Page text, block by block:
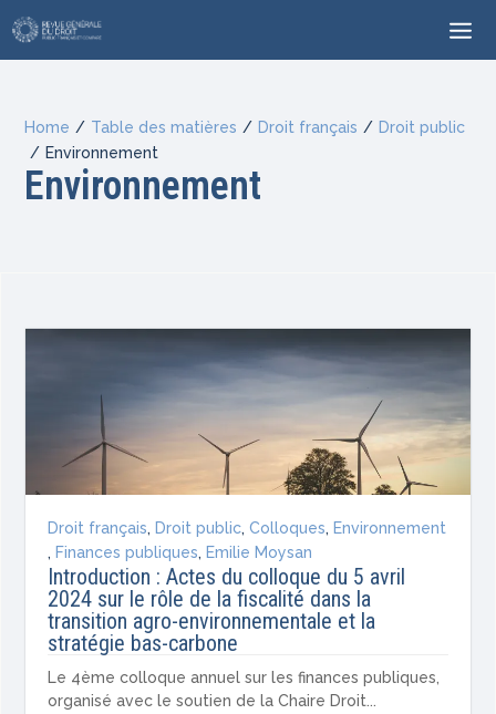
Home / Table des matières / Droit français / Droit public
/ Environnement
Environnement
Droit français, Droit public,Colloques, Environnement
, Finances publiques, Emilie Moysan
Introduction : Actes du colloque du 5 avril
2024 sur le rôle de la fiscalité dans la
transition agro-environnementale et la
stratégie bas-carbone
Le 4ème colloque annuel sur les finances publiques,
organisé avec le soutien de la Chaire Droit...